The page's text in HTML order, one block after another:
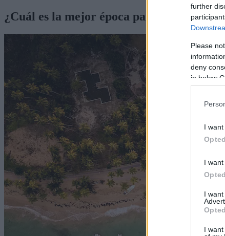
further
Please
deny
in below
I
I
I
I
¿Cuál es la mejor época para viajar a Sri